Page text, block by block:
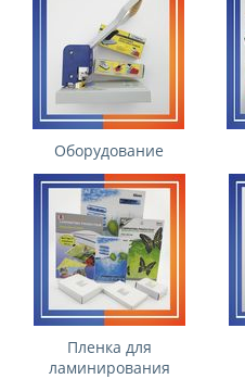
Оборудование
Пленка для
ламинирования